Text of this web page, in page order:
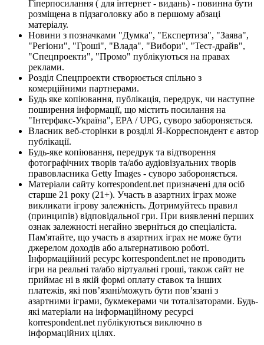
Гіперпосилання ( для інтернет - видань) - повинна бути
розміщена в підзаголовку або в першому абзаці
матеріалу.
Новини з позначками "Думка", "Експертиза", "Заява",
"Регіони", "Гроші", "Влада", "Вибори", "Тест-драйв",
"Спецпроекти", "Промо" публікуються на правах
реклами.
Розділ Спецпроекти створюється спільно з
комерційними партнерами.
Будь яке копіювання, публікація, передрук, чи наступне
поширення інформації, що містить посилання на
"Інтерфакс-Україна", EPA / UPG, суворо забороняється.
Власник веб-сторінки в розділі Я-Корреспондент є автор
публікації.
Будь-яке копіювання, передрук та відтворення
фотографічних творів та/або аудіовізуальних творів
правовласника Getty Images - суворо забороняється.
Матеріали сайту korrespondent.net призначені для осіб
старше 21 року (21+). Участь в азартних іграх може
викликати ігрову залежність. Дотримуйтесь правил
(принципів) відповідальної гри. При виявленні перших
ознак залежності негайно зверніться до спеціаліста.
Пам'ятайте, що участь в азартних іграх не може бути
джерелом доходів або альтернативою роботі.
Інформаційний ресурс korrespondent.net не проводить
ігри на реальні та/або віртуальні гроші, також сайт не
приймає ні в якій формі оплату ставок та інших
платежів, які пов’язані/можуть бути пов’язані з
азартними іграми, букмекерами чи тоталізаторами. Будь-
які матеріали на інформаційному ресурсі
korrespondent.net публікуються виключно в
інформаційних цілях.